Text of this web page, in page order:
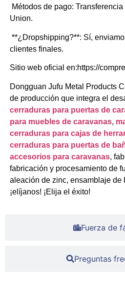
Fuerza de
Preguntas
​Métodos de pago:
Union.
​**¿Dropshipping?**: Sí,
clientes finales.
Sitio web oficial en:https://
Dongguan Jufu Metal Products
de producción que integra el
cerraduras para puertas de
para muebles de caravanas,
cerraduras para cajas de
cerraduras para puertas de
accesorios para caravanas,
fabricación y procesamiento de
aleación de zinc, ensamblaje de
¡elíjanos! ¡Elija el éxito!